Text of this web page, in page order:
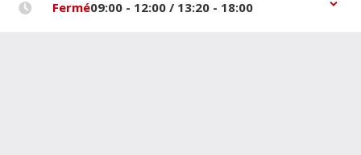
Fermé09:00 - 12:00 / 13:20 - 18:00